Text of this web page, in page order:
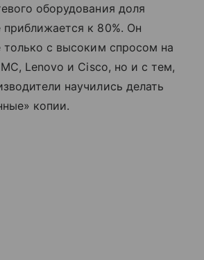
оборудования доля
к 80%. Он
только с высоким спросом на
Lenovo и Cisco, но и с тем,
научились делать
копии.